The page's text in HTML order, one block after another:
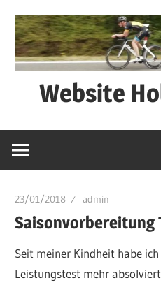
Inhalt
springen
Website
schwätza
23/01/2018 admin
Saisonvorbereitung
Seit meiner Kindheit habe
Leistungstest mehr